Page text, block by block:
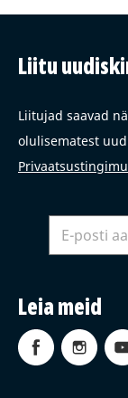
Liitu
Liitujad saavad
olulisematest
Leia meid